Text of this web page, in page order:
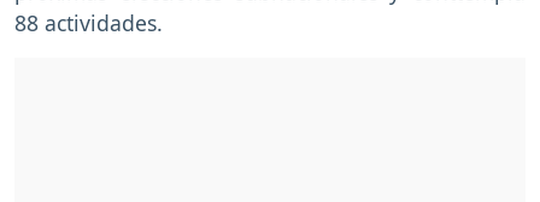
88 actividades.